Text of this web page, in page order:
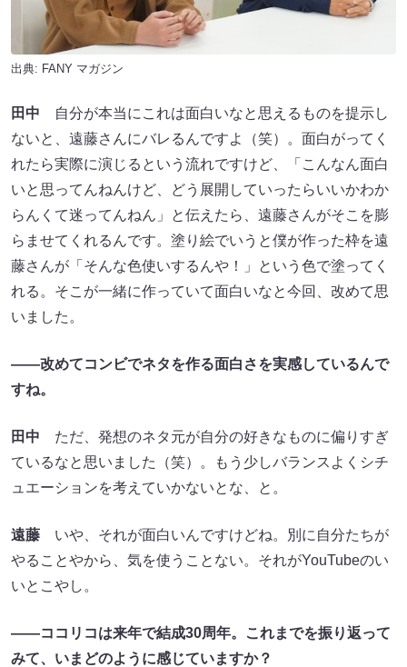
出典: FANY マガジン
田中 自分が本当にこれは面白いなと思えるものを提示し
ないと、遠藤さんにバレるんですよ（笑）。面白がってく
れたら実際に演じるという流れですけど、「こんなん面白
いと思ってんねんけど、どう展開していったらいいかわか
らんくて迷ってんねん」と伝えたら、遠藤さんがそこを膨
らませてくれるんです。塗り絵でいうと僕が作った枠を遠
藤さんが「そんな色使いするんや！」という色で塗ってく
れる。そこが一緒に作っていて面白いなと今回、改めて思
いました。
——改めてコンビでネタを作る面白さを実感しているんで
すね。
田中 ただ、発想のネタ元が自分の好きなものに偏りすぎ
ているなと思いました（笑）。もう少しバランスよくシチ
ュエーションを考えていかないとな、と。
遠藤 いや、それが面白いんですけどね。別に自分たちが
やることやから、気を使うことない。それがYouTubeのい
いとこやし。
——ココリコは来年で結成30周年。これまでを振り返って
みて、いまどのように感じていますか？